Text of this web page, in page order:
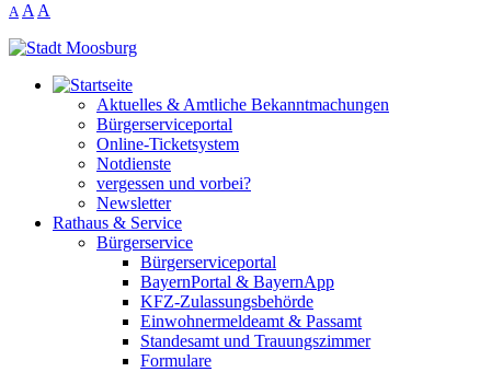
A A A
Aktuelles & Amtliche Bekanntmachungen
Bürgerserviceportal
Online-Ticketsystem
Notdienste
vergessen und vorbei?
Newsletter
Rathaus & Service
Bürgerservice
Bürgerserviceportal
BayernPortal & BayernApp
KFZ-Zulassungsbehörde
Einwohnermeldeamt & Passamt
Standesamt und Trauungszimmer
Formulare